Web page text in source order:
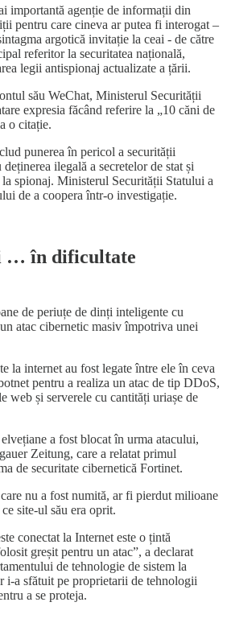
importantă agenție de informații din
pentru care cineva ar putea fi interogat –
argotică invitație la ceai - de către
referitor la securitatea națională,
legii antispionaj actualizate a țării.
său WeChat, Ministerul Securității
expresia făcând referire la „10 căni de
o citație.
punerea în pericol a securității
ilegală a secretelor de stat și
spionaj. Ministerul Securității Statului a
de a coopera într-o investigație.
… în dificultate
de periuțe de dinți inteligente cu
atac cibernetic masiv împotriva unei
la internet au fost legate între ele în ceva
pentru a realiza un atac de tip DDoS,
web și serverele cu cantități uriașe de
a fost blocat în urma atacului,
Zeitung, care a relatat primul
de securitate cibernetică Fortinet.
nu a fost numită, ar fi pierdut milioane
site-ul său era oprit.
conectat la Internet este o țintă
greșit pentru un atac”, a declarat
de tehnologie de sistem la
i-a sfătuit pe proprietarii de tehnologii
a se proteja.